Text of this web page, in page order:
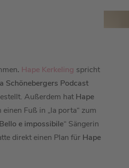
. Hape Kerkeling spricht
Schönebergers Podcast
Außerdem hat Hape
Fuß in „la porta“ zum
Bello e impossibile“ Sängerin
direkt einen Plan für Hape